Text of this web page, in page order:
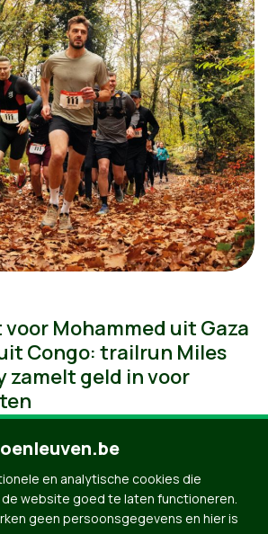
Mohammed uit Gaza
Congo: trailrun Miles
zamelt geld in voor
en analytische cookies die
website goed te laten functioneren.
geen persoonsgegevens en hier is